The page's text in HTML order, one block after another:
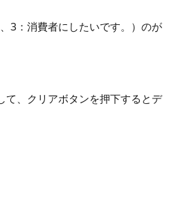
3：消費者にしたいです。）​のが